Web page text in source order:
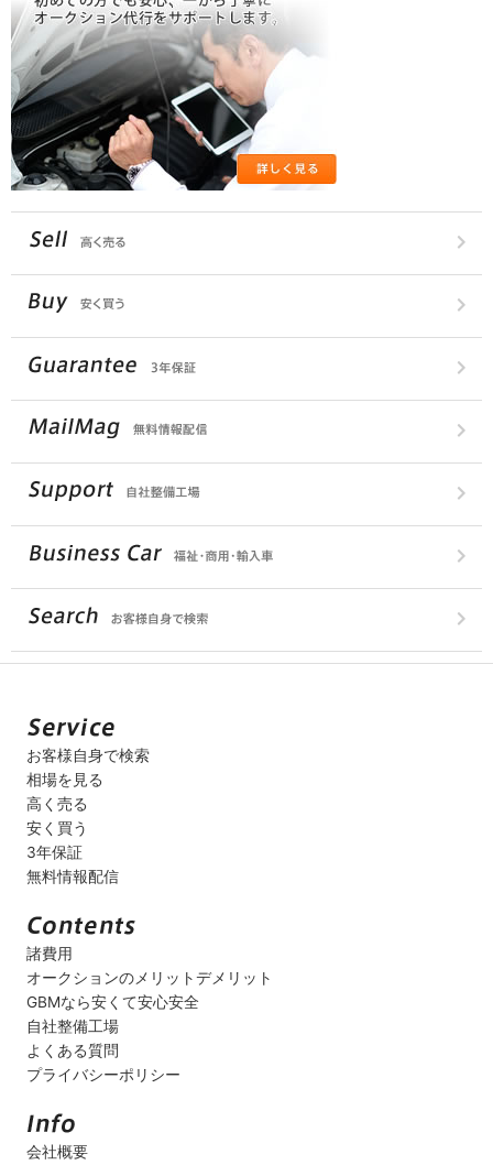
お客様自身で検索
相場を見る
高く売る
安く買う
3年保証
無料情報配信
諸費用
オークションのメリットデメリット
GBMなら安くて安心安全
自社整備工場
よくある質問
プライバシーポリシー
会社概要